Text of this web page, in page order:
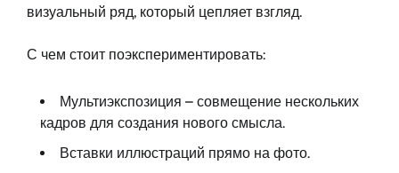
визуальный ряд, который цепляет взгляд.
С чем стоит поэкспериментировать:
Мультиэкспозиция – совмещение нескольких
кадров для создания нового смысла.
Вставки иллюстраций прямо на фото.